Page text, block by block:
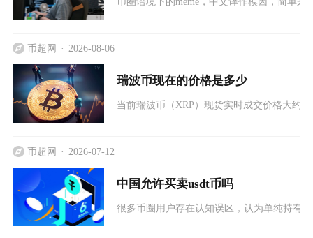
币超网 2026-08-06
瑞波币现在的价格是多少
当前瑞波币（XRP）现货实时成交价格大约
币超网 2026-07-12
中国允许买卖usdt币吗
很多币圈用户存在认知误区，认为单纯持有